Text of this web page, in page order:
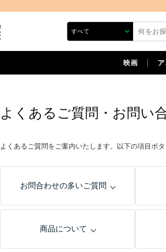
映画
よくあるご質問・お問い
よくあるご質問をご案内いたします。以下の項目ボ
お問合わせの多いご質問
商品について